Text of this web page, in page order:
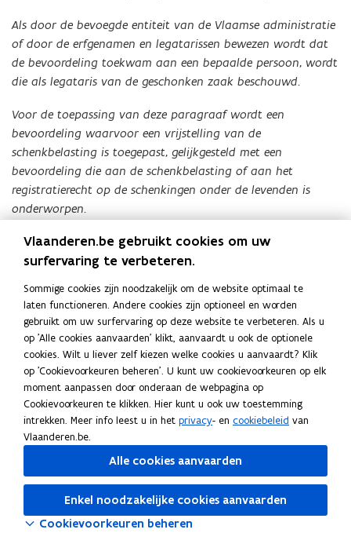
Als door de bevoegde entiteit van de Vlaamse administratie
of door de erfgenamen en legatarissen bewezen wordt dat
de bevoordeling toekwam aan een bepaalde persoon, wordt
die als legataris van de geschonken zaak beschouwd.
Voor de toepassing van deze paragraaf wordt een
bevoordeling waarvoor een vrijstelling van de
schenkbelasting is toegepast, gelijkgesteld met een
bevoordeling die aan de schenkbelasting of aan het
registratierecht op de schenkingen onder de levenden is
onderworpen.
§ 2 De termijn van drie jaar, vermeld in paragraaf 1, wordt
evenwel op zeven jaar gebracht als het gaat om aandelen
De termijn van zeven jaar, vermeld in het eerste lid, wordt
teruggebracht tot drie jaar als de kosteloze beschikking
dagtekent van voor 1 januari 2012. ”
50.De statuten bepalen dat de delen soort A die toebehoren
aan de ouders exclusief en met uitsluiting van alle andere
delen soort B het recht hebben op jaarlijks desgevallend
uitgekeerde winsten (maximaal 75% van de jaarlijkse winsten)
van het betrokken boekjaar.
51.
De zaakvoerders van de maatschap hebben aldus statutair
de mogelijkheid om deze winsten van het boekjaar uit te keren
aan de deelhouders soort A. Dit vormt evenwel slechts een
Vlaanderen.be gebruikt cookies om uw
surfervaring te verbeteren.
Sommige cookies zijn noodzakelijk om de website optimaal te
laten functioneren. Andere cookies zijn optioneel en worden
gebruikt om uw surfervaring op deze website te verbeteren. Als u
op 'Alle cookies aanvaarden' klikt, aanvaardt u ook de optionele
cookies. Wilt u liever zelf kiezen welke cookies u aanvaardt? Klik
op 'Cookievoorkeuren beheren'. U kunt uw cookievoorkeuren op elk
moment aanpassen door onderaan de webpagina op
Cookievoorkeuren te klikken. Hier kunt u ook uw toestemming
intrekken. Meer info leest u in het privacy- en cookiebeleid van
Vlaanderen.be.
Alle cookies aanvaarden
Enkel noodzakelijke cookies aanvaarden
Cookievoorkeuren beheren